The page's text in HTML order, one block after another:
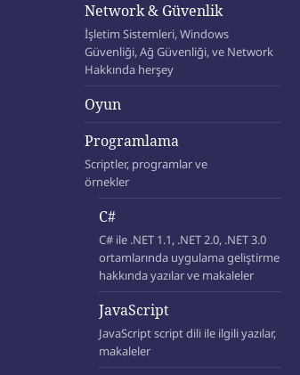
Network & Güvenlik
İşletim Sistemleri, Windows
Güvenliği, Ağ Güvenliği, ve Network
Hakkında herşey
Oyun
Programlama
Scriptler, programlar ve
örnekler
C#
C# ile .NET 1.1, .NET 2.0, .NET 3.0
ortamlarında uygulama geliştirme
hakkında yazılar ve makaleler
JavaScript
JavaScript script dili ile ilgili yazılar,
makaleler